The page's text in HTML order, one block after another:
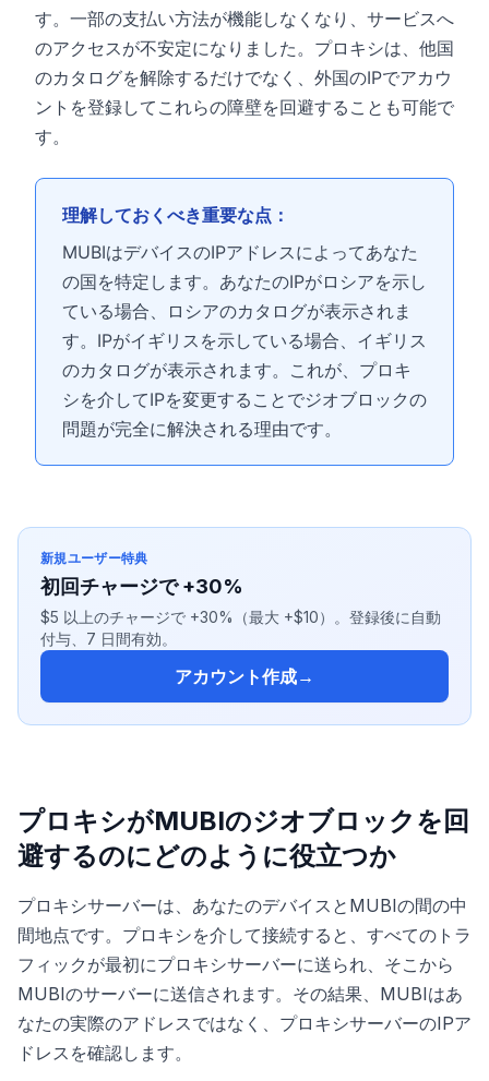
す。一部の支払い方法が機能しなくなり、サービスへ
のアクセスが不安定になりました。プロキシは、他国
のカタログを解除するだけでなく、外国のIPでアカウ
ントを登録してこれらの障壁を回避することも可能で
す。
理解しておくべき重要な点：
MUBIはデバイスのIPアドレスによってあなた
の国を特定します。あなたのIPがロシアを示し
ている場合、ロシアのカタログが表示されま
す。IPがイギリスを示している場合、イギリス
のカタログが表示されます。これが、プロキ
シを介してIPを変更することでジオブロックの
問題が完全に解決される理由です。
新規ユーザー特典
初回チャージで +30%
$5 以上のチャージで +30%（最大 +$10）。登録後に自動
付与、7 日間有効。
アカウント作成→
プロキシがMUBIのジオブロックを回
避するのにどのように役立つか
プロキシサーバーは、あなたのデバイスとMUBIの間の中
間地点です。プロキシを介して接続すると、すべてのトラ
フィックが最初にプロキシサーバーに送られ、そこから
MUBIのサーバーに送信されます。その結果、MUBIはあ
なたの実際のアドレスではなく、プロキシサーバーのIPア
ドレスを確認します。